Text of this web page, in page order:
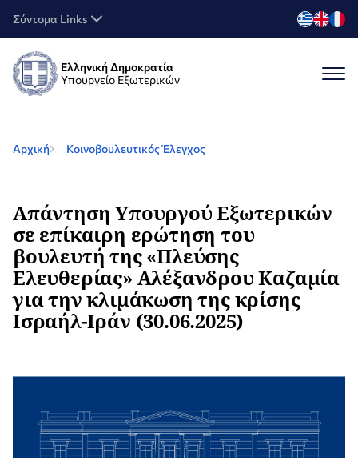
Σύντομα Links
Ελληνική Δημοκρατία
Υπουργείο Εξωτερικών
Αρχική Κοινοβουλευτικός Έλεγχος
Απάντηση Υπουργού Εξωτερικών
σε επίκαιρη ερώτηση του
βουλευτή της «Πλεύσης
Ελευθερίας» Αλέξανδρου Καζαμία
για την κλιμάκωση της κρίσης
Ισραήλ-Ιράν (30.06.2025)